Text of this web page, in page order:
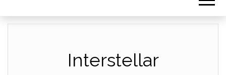
Interstellar